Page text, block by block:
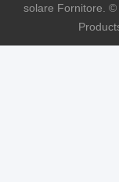
solare Fornitore. ©